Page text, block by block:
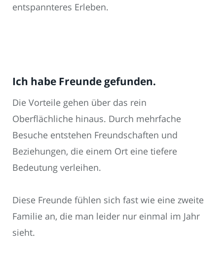
entspannteres Erleben.
Ich habe Freunde gefunden.
Die Vorteile gehen über das rein
Oberflächliche hinaus. Durch mehrfache
Besuche entstehen Freundschaften und
Beziehungen, die einem Ort eine tiefere
Bedeutung verleihen.
Diese Freunde fühlen sich fast wie eine zweite
Familie an, die man leider nur einmal im Jahr
sieht.